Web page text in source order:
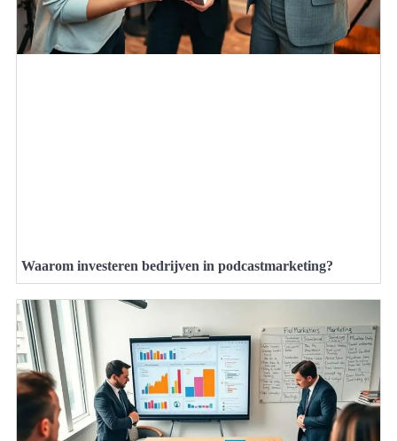
Waarom investeren bedrijven in podcastmarketing?